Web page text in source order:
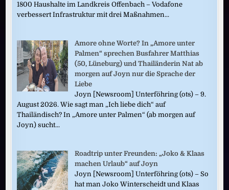
1800 Haushalte im Landkreis Offenbach – Vodafone
verbessert Infrastruktur mit drei Maßnahmen...
Amore ohne Worte? In „Amore unter
Palmen“ sprechen Busfahrer Matthias
(50, Lüneburg) und Thailänderin Nat ab
morgen auf Joyn nur die Sprache der
Liebe
Joyn [Newsroom] Unterföhring (ots) – 9.
August 2026. Wie sagt man „Ich liebe dich“ auf
Thailändisch? In „Amore unter Palmen“ (ab morgen auf
Joyn) sucht...
Roadtrip unter Freunden: „Joko & Klaas
machen Urlaub“ auf Joyn
Joyn [Newsroom] Unterföhring (ots) – So
hat man Joko Winterscheidt und Klaas